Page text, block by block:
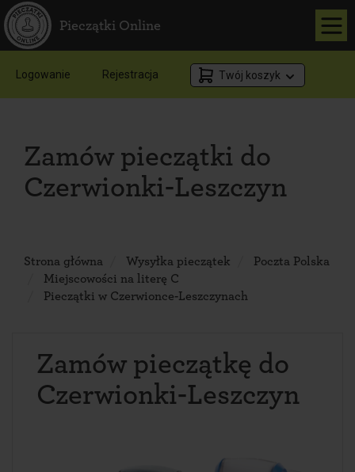
Pieczątki Online
Logowanie Rejestracja Twój koszyk
Zamów pieczątki do
Czerwionki-Leszczyn
Strona główna Wysyłka pieczątek
Poczta Polska
Miejscowości na literę C
Pieczątki w Czerwionce-Leszczynach
Zamów pieczątkę do
Czerwionki-Leszczyn